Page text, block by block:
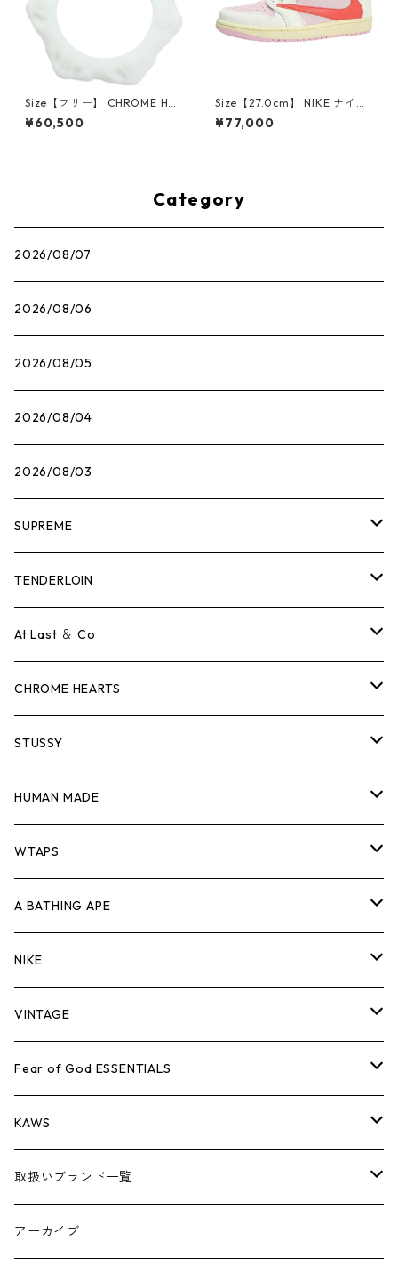
Size【フリー】 CHROME HEA
RTS クロム・ハーツ CH Cross
SINGLE Hoop Earring WHITE
¥60,500
Size【27.0cm】 NIKE ナイキ
×Travis Scott AIR JORDAN 1
LOW OG SP Muslin/Shy Pink
¥77,000
Category
2026/08/07
2026/08/06
2026/08/05
2026/08/04
2026/08/03
SUPREME
Tシャツ
ロンTEE
スウェット/ニット
シャツ
ジャケット
パンツ
キャップ・ハット
バッグ
シューズ
小物
コラボレーション
×THE NORTH FACE
×COMME des GARCONS
シーズンアイテム
26SS
BOX LOGOアイテム
TENDERLOIN
Tシャツ
ロンTEE
スウェット/ニット
シャツ
ジャケット
パンツ
キャップ・ハット
バッグ
シューズ
小物
At Last ＆ Co
Tシャツ
ロンTEE
スウェット/ニット
シャツ
ジャケット
パンツ
キャップ・ハット
バッグ
シューズ
小物
CHROME HEARTS
Tシャツ
ロンTEE
スウェット/ニット
シャツ
ジャケット
パンツ
キャップ・ハット
バッグ
シューズ
小物
STUSSY
Tシャツ
ロンTEE
スウェット/ニット
シャツ
ジャケット
パンツ
キャップ・ハット
バッグ
シューズ
HUMAN MADE
Tシャツ
ロンT
スウェット/ニット
シャツ
ジャケット
パンツ
キャップ
バッグ
WTAPS
Tシャツ
ロンTEE
スウェット/ニット
シャツ
ジャケット
パンツ
キャップ・ハット
A BATHING APE
Tシャツ
ロンTEE
スウェット/ニット
シャツ
ジャケット
パンツ
NIKE
シューズ
AIR JORDAN 1
AIR JORDAN 3
アパレル・小物
VINTAGE
Tシャツ
ロンTEE
スウェット/ニット
ジャケット
Fear of God ESSENTIALS
Tシャツ
ロンTEE
スウェット/ニット
KAWS
アパレル
小物
取扱いブランド一覧
A
アーカイブ